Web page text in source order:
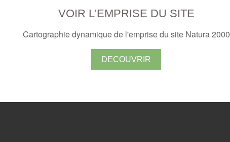
VOIR L'EMPRISE DU SITE
Cartographie dynamique de l'emprise du site Natura 2000
DECOUVRIR